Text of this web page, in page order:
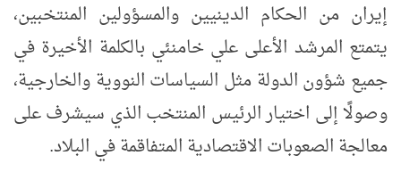
إيران من الحكام الدينيين والمسؤولين المنتخبين،
يتمتع المرشد الأعلى علي خامنئي بالكلمة الأخيرة في
جميع شؤون الدولة مثل السياسات النووية والخارجية،
وصولًا إلى اختيار الرئيس المنتخب الذي سيشرف على
معالجة الصعوبات الاقتصادية المتفاقمة في البلاد.